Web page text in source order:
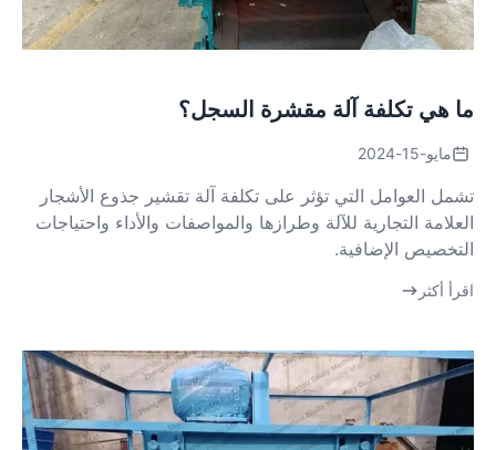
ما هي تكلفة آلة مقشرة السجل؟
مايو-15-2024
تشمل العوامل التي تؤثر على تكلفة آلة تقشير جذوع الأشجار
العلامة التجارية للآلة وطرازها والمواصفات والأداء واحتياجات
التخصيص الإضافية.
اقرأ أكثر